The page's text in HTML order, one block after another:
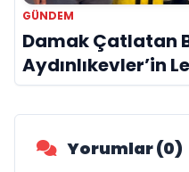
GÜNDEM
Damak Çatlatan
Aydınlıkevler’in
Damak
Yorumlar (0)